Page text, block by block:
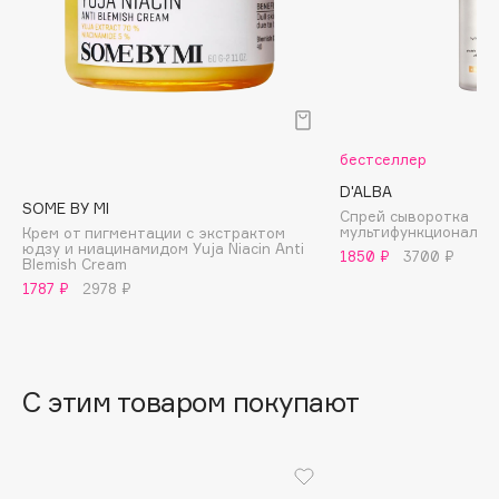
Beauty Bomb
Beauty Pati
Beverly Hills Polo Club
SOME BY MI
Крем от пигментации с экстрактом
юдзу и ниацинамидом Yuja Niacin Anti
Blemish Cream
1787 ₽
2978 ₽
бестселлер
D'ALBA
Спрей сыворотка
1850 ₽
3700 ₽
С этим товаром покупают